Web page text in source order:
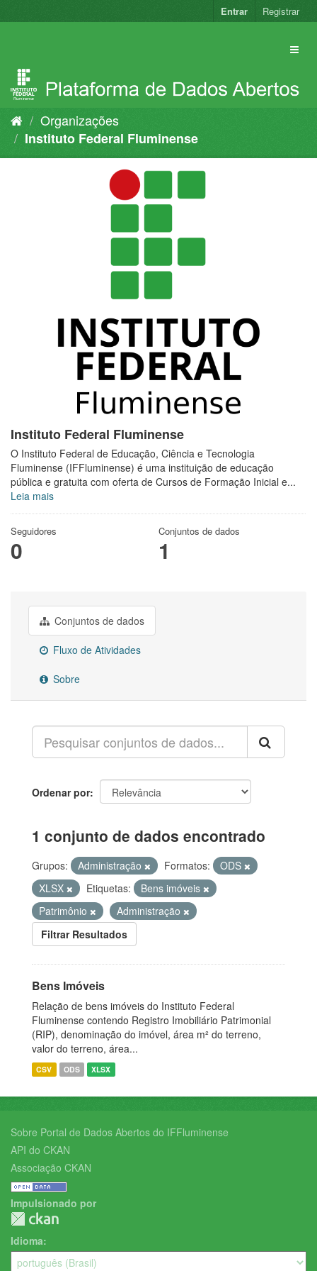
para
Entrar Registrar
Organizações
Instituto Federal Fluminense
Instituto Federal Fluminense
O Instituto Federal de Educação, Ciência e Tecnologia
Fluminense (IFFluminense) é uma instituição de educação
pública e gratuita com oferta de Cursos de Formação Inicial e...
Leia mais
Seguidores
0
Conjuntos de dados
1
Conjuntos de dados
Fluxo de Atividades
Sobre
Ordenar por
1 conjunto de dados encontrado
Grupos: Administração Formatos:
ODS
XLSX
Etiquetas:
Bens imóveis
Patrimônio
Administração
Filtrar Resultados
Bens Imóveis
Relação de bens imóveis do Instituto Federal
Fluminense contendo Registro Imobiliário Patrimonial
(RIP), denominação do imóvel, área m² do terreno,
valor do terreno, área...
CSV ODS XLSX
Sobre Portal de Dados Abertos do IFFluminense
API do CKAN
Associação CKAN
Impulsionado por
Idioma